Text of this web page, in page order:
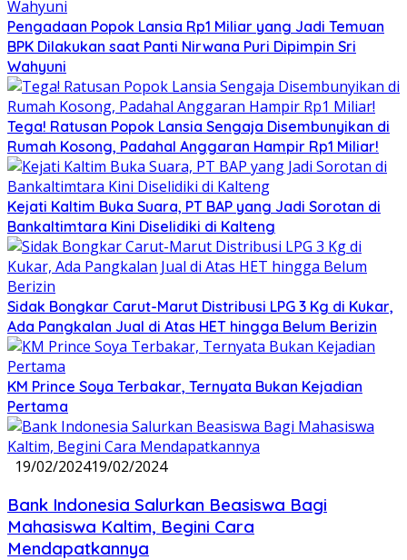
Pengadaan Popok Lansia Rp1 Miliar yang Jadi Temuan
BPK Dilakukan saat Panti Nirwana Puri Dipimpin Sri
Wahyuni
Tega! Ratusan Popok Lansia Sengaja Disembunyikan di
Rumah Kosong, Padahal Anggaran Hampir Rp1 Miliar!
Kejati Kaltim Buka Suara, PT BAP yang Jadi Sorotan di
Bankaltimtara Kini Diselidiki di Kalteng
Sidak Bongkar Carut-Marut Distribusi LPG 3 Kg di Kukar,
Ada Pangkalan Jual di Atas HET hingga Belum Berizin
KM Prince Soya Terbakar, Ternyata Bukan Kejadian
Pertama
19/02/202419/02/2024
Bank Indonesia Salurkan Beasiswa Bagi
Mahasiswa Kaltim, Begini Cara
Mendapatkannya